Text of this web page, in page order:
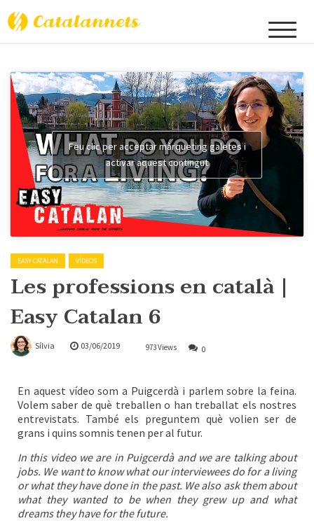
Feu clic per acceptar màrqueting galetes i
activar aquest contingut
EASY CATALAN VÍDEOS
Les professions en català |
Easy Catalan 6
Sílvia 03/06/2019 973 Views 0
En aquest vídeo som a Puigcerdà i parlem sobre la feina.
Volem saber de què treballen o han treballat els nostres
entrevistats. També els preguntem què volien ser de
grans i quins somnis tenen per al futur.
In this video we are in Puigcerdà and we are talking about
jobs. We want to know what our interviewees do for a living
or what they have done in the past. We also ask them about
what they wanted to be when they grew up and what
dreams they have for the future.